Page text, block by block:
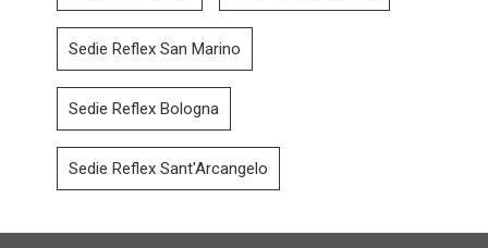
Sedie Reflex San Marino
Sedie Reflex Bologna
Sedie Reflex Sant'Arcangelo